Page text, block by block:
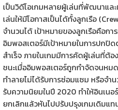
เป็นวิดีโอเกมหลายผู้เล่นที่พัฒนาแล
เล่นให้มีโอกาสเป็นได้ทั้งลูกเรือ
จำนวนได้ เป้าหมายของลูกเรือคือก
อิมพอสเตอร์มีเป้าหมายในการปกปิ
สำเร็จ ภายในเกมมีการคัดผู้เล่นที่ต้
ชนะเมื่ออิมพอสเตอร์ถูกกำจัดจนหม
ทำลายไม่ได้รับการซ่อมแซม หรือจำ
รับความนิยมในปี 2020 ทำให้อินเนอ
ยกเลิกแล้วหันไปปรับปรุงเกมเดิมแท